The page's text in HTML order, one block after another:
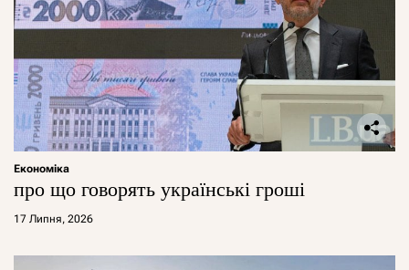
Економіка
про що говорять українські гроші
17 Липня, 2026